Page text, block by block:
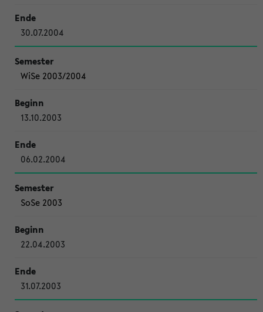
30.07.2004
WiSe 2003/2004
13.10.2003
06.02.2004
SoSe 2003
22.04.2003
31.07.2003